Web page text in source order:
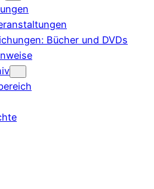
Bücher und DVDs